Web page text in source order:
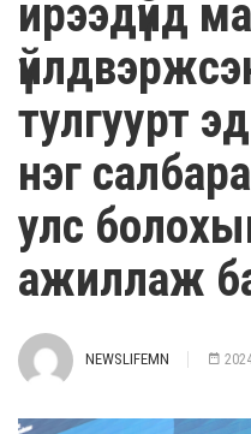
ирээдүйд
тулгуурт
нэг
улс
ажиллаж
NEWSLIFEMN